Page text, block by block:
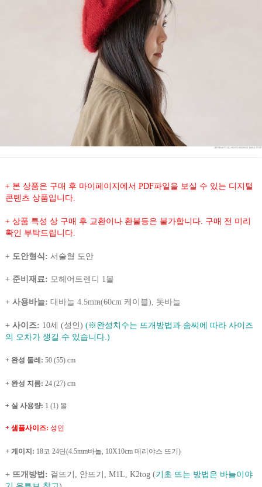
+ 본 상품은 구매 후 마이페이지에서 PDF파일을 보실 수 있는 디지털
콘텐츠 상품입니다.
+ 상품 특성 상 구매 후 교환이나 환불등은 불가합니다. 구매 전 미리
확인 부탁드립니다.
+ 도안형식: 서술형 도안
+ 준비재료: 모헤어트렌디 1볼
+ 사용바늘: 대바늘 4.5mm(60cm 케이블), 돗바늘
+ 사이즈: 10세 (성인) (※완성치수는 뜨개방법과 솜씨에 따라 사이즈
의 오차가 생길 수 있습니다.)
+ 완성 둘레: 50 (55) cm
+ 완성 지름: 24 (27) cm
+ 실 사용량: 1 (1) 볼
+ 샘플사이즈: 성인
+ 게이지: 18코 24단(4.5mm바늘, 10X10cm 메리야스 뜨기)
+ 뜨개방법: 겉뜨기, 안뜨기, M1L, K2tog (기초 뜨는 방법은 바늘이야